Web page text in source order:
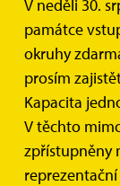
V neděli 30.
památce
okruhy
prosím
Kapacita
V těchto
zpřístupněny
Zámek Valtice
20.
zámku